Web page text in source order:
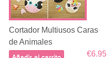
Cortador Multiusos Caras
de Animales
€6.95